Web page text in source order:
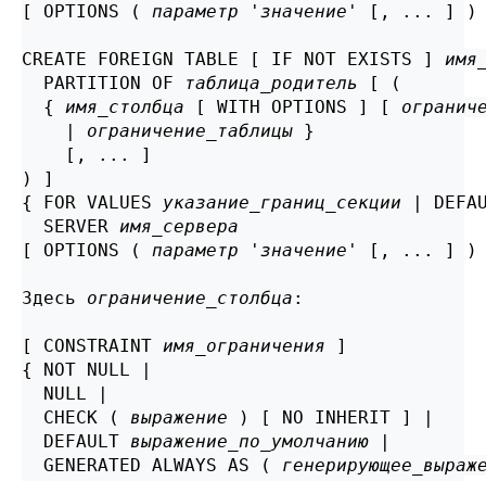
[ OPTIONS ( параметр ' значение ' [, ... ] )
CREATE FOREIGN TABLE [ IF NOT EXISTS ]
  PARTITION OF
таблица_родитель [ (
  {
имя_столбца [ WITH OPTIONS ] [
    |
ограничение_таблицы }
    [, ... ]
) ]
{ FOR VALUES указание_границ_секции |
  SERVER
имя_сервера
[ OPTIONS ( параметр ' значение ' [, ... ] )
Здесь ограничение_столбца :
[ CONSTRAINT имя_ограничения ]
{ NOT NULL |
  NULL |
  CHECK (
выражение ) [ NO INHERIT ] |
  DEFAULT
выражение_по_умолчанию |
  GENERATED ALWAYS AS (